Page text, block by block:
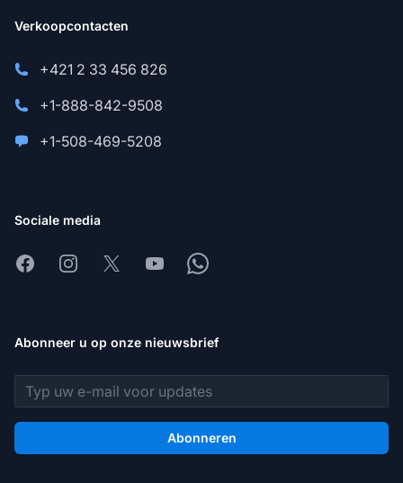
Verkoopcontacten
+421 2 33 456 826
+1-888-842-9508
+1-508-469-5208
Sociale media
FacebookInstagram
X YoutubeWhatsapp
Abonneer u op onze nieuwsbrief
E-mailadres
Abonneren